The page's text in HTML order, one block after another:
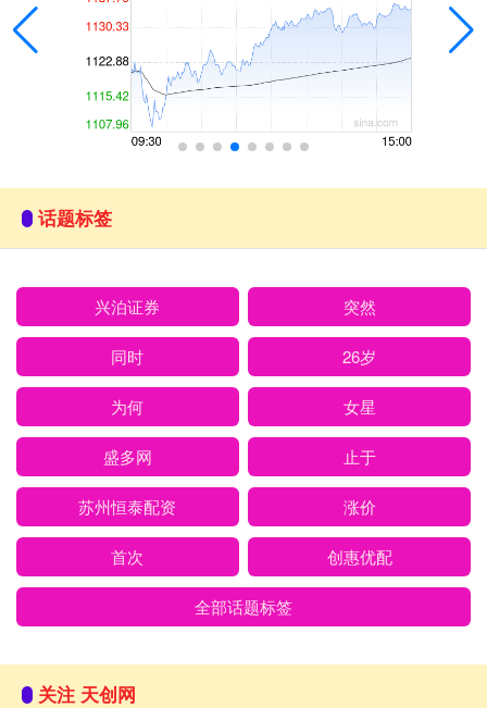
话题标签
兴泊证券 突然
同时 26岁
为何 女星
盛多网 止于
苏州恒泰配资 涨价
首次 创惠优配
全部话题标签
关注 天创网